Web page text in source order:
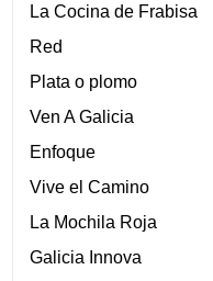
La Cocina de Frabisa
Red
Plata o plomo
Ven A Galicia
Enfoque
Vive el Camino
La Mochila Roja
Galicia Innova